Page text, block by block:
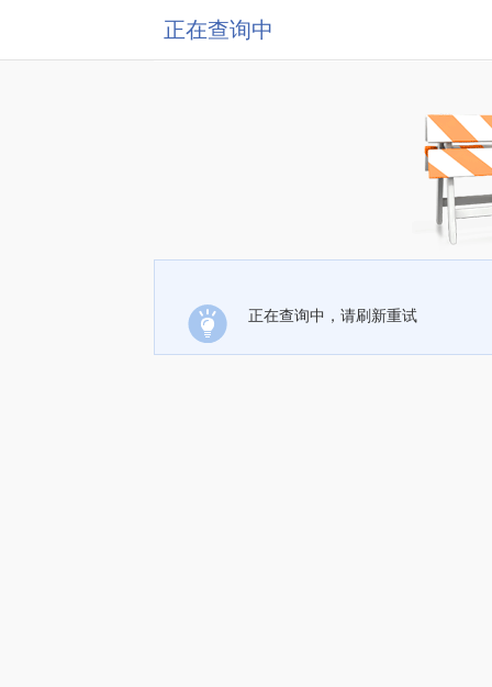
正在查询中
正在查询中，请刷新重试